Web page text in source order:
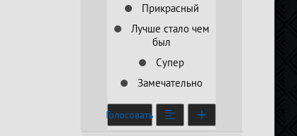
Прикрасный
Лучше стало чем
был
Супер
Замечательно
Голосовать